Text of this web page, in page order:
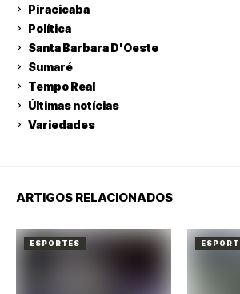
Piracicaba
Política
Santa Barbara D'Oeste
Sumaré
Tempo Real
Últimas notícias
Variedades
ARTIGOS RELACIONADOS
ESPORTES